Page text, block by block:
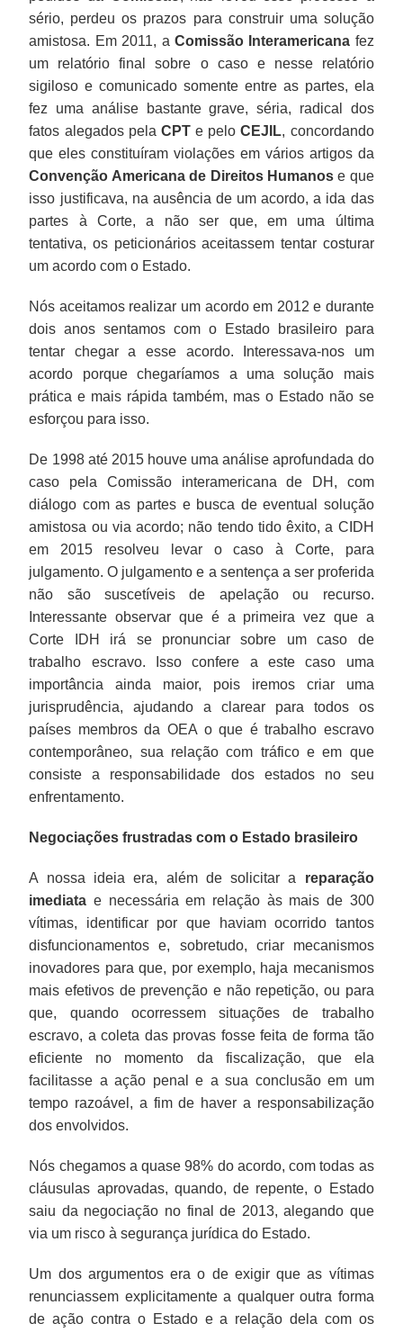
sério, perdeu os prazos para construir uma solução
amistosa. Em 2011, a Comissão Interamericana fez
um relatório final sobre o caso e nesse relatório
sigiloso e comunicado somente entre as partes, ela
fez uma análise bastante grave, séria, radical dos
fatos alegados pela CPTe peloCEJIL, concordando
que eles constituíram violações em vários artigos da
Convenção Americana de Direitos Humanose que
isso justificava, na ausência de um acordo, a ida das
partes à Corte, a não ser que, em uma última
tentativa, os peticionários aceitassem tentar costurar
um acordo com o Estado.
Nós aceitamos realizar um acordo em 2012 e durante
dois anos sentamos com o Estado brasileiro para
tentar chegar a esse acordo. Interessava-nos um
acordo porque chegaríamos a uma solução mais
prática e mais rápida também, mas o Estado não se
esforçou para isso.
De 1998 até 2015 houve uma análise aprofundada do
caso pela Comissão interamericana de DH, com
diálogo com as partes e busca de eventual solução
amistosa ou via acordo; não tendo tido êxito, a CIDH
em 2015 resolveu levar o caso à Corte, para
julgamento. O julgamento e a sentença a ser proferida
não são suscetíveis de apelação ou recurso.
Interessante observar que é a primeira vez que a
Corte IDH irá se pronunciar sobre um caso de
trabalho escravo. Isso confere a este caso uma
importância ainda maior, pois iremos criar uma
jurisprudência, ajudando a clarear para todos os
países membros da OEA o que é trabalho escravo
contemporâneo, sua relação com tráfico e em que
consiste a responsabilidade dos estados no seu
enfrentamento.
Negociações frustradas com o Estado brasileiro
A nossa ideia era, além de solicitar a reparação
imediata e necessária em relação às mais de 300
vítimas, identificar por que haviam ocorrido tantos
disfuncionamentos e, sobretudo, criar mecanismos
inovadores para que, por exemplo, haja mecanismos
mais efetivos de prevenção e não repetição, ou para
que, quando ocorressem situações de trabalho
escravo, a coleta das provas fosse feita de forma tão
eficiente no momento da fiscalização, que ela
facilitasse a ação penal e a sua conclusão em um
tempo razoável, a fim de haver a responsabilização
dos envolvidos.
Nós chegamos a quase 98% do acordo, com todas as
cláusulas aprovadas, quando, de repente, o Estado
saiu da negociação no final de 2013, alegando que
via um risco à segurança jurídica do Estado.
Um dos argumentos era o de exigir que as vítimas
renunciassem explicitamente a qualquer outra forma
de ação contra o Estado e a relação dela com os